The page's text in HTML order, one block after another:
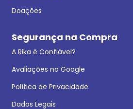
Doações
Segurança na Compra
A Rika é Confiável?
Avaliações no Google
Política de Privacidade
Dados Legais